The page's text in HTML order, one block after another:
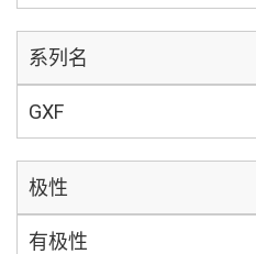
系列名
GXF
极性
有极性